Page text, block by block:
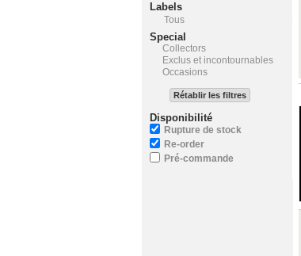
Labels
Tous
Special
Collectors
Exclus et incontournables
Occasions
Rétablir les filtres
Disponibilité
Rupture de stock
Re-order
Pré-commande